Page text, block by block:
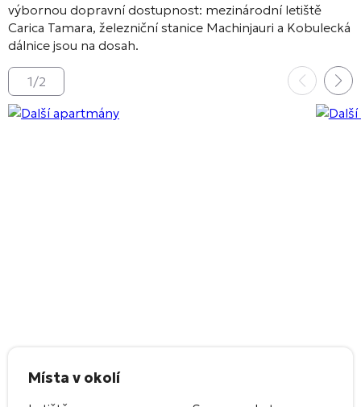
výbornou dopravní dostupnost: mezinárodní letiště
Carica Tamara, železniční stanice Machinjauri a Kobulecká
dálnice jsou na dosah.
1/2
Místa v okolí